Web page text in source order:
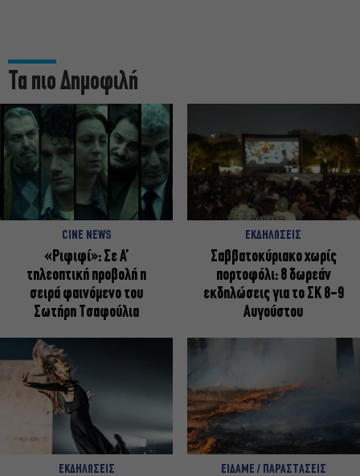
Τα πιο Δημοφιλή
CINE NEWS
«Ριφιφί»: Σε Α’
τηλεοπτική προβολή η
σειρά φαινόμενο του
Σωτήρη Τσαφούλια
ΕΚΔΗΛΩΣΕΙΣ
Σαββατοκύριακο χωρίς
πορτοφόλι: 8 δωρεάν
εκδηλώσεις για το ΣΚ 8-9
Αυγούστου
ΕΚΔΗΛΩΣΕΙΣ ΕΙΔΑΜΕ / ΠΑΡΑΣΤΑΣΕΙΣ